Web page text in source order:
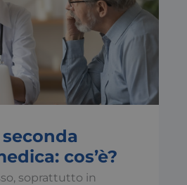
cos’è?
soprattutto in